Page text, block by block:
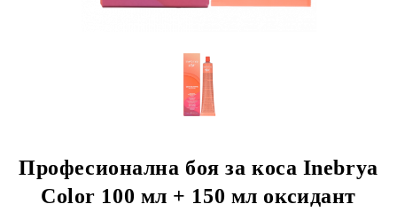
Професионална боя за коса Inebrya
Color 100 мл + 150 мл оксидант